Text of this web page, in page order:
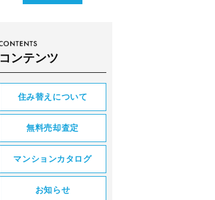
コンテンツ
住み替えについて
無料売却査定
マンションカタログ
お知らせ